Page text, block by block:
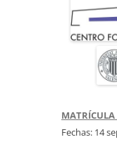
MATRÍCULA
Fechas: 14